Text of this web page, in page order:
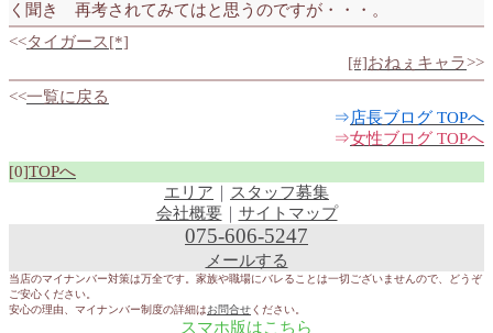
く聞き 再考されてみてはと思うのですが・・・。
<<タイガース[*]
[#]おねぇキャラ>>
<<一覧に戻る
⇒店長ブログ TOPへ
⇒女性ブログ TOPへ
[0]TOPへ
エリア
スタッフ募集
会社概要｜ サイトマップ
075-606-5247
メールする
当店のマイナンバー対策は万全です。家族や職場にバレることは一切ございませんので、どうぞ
ご安心ください。
安心の理由、マイナンバー制度の詳細はお問合せください。
スマホ版はこちら